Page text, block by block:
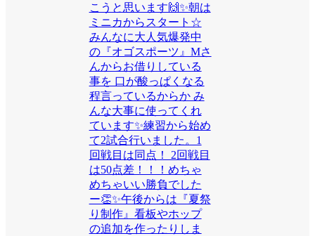
こうと思います🙌✨朝は
ミニカからスタート☆
みんなに大人気爆発中
の『オゴスポーツ』Mさ
んからお借りしている
事を 口が酸っぱくなる
程言っているからか み
んな大事に使ってくれ
ています✨練習から始め
て2試合行いました。1
回戦目は同点！ 2回戦目
は50点差！！！めちゃ
めちゃいい勝負でした
ー👏✨午後からは『夏祭
り制作』看板やホップ
の追加を作ったりしま